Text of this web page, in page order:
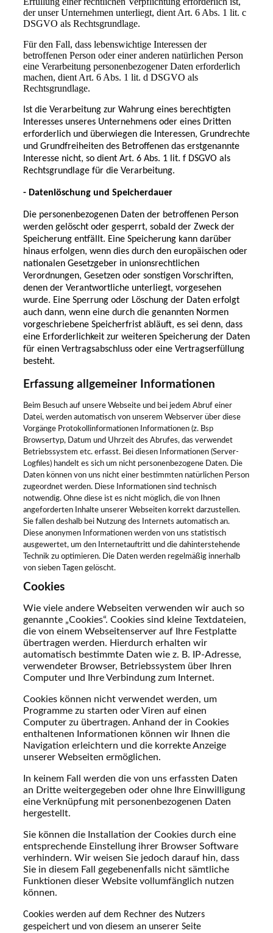
der unser Unternehmen unterliegt, dient Art. 6 Abs. 1 lit. c
DSGVO als Rechtsgrundlage.
Für den Fall, dass lebenswichtige Interessen der
betroffenen Person oder einer anderen natürlichen Person
eine Verarbeitung personenbezogener Daten erforderlich
machen, dient Art. 6 Abs. 1 lit. d DSGVO als
Rechtsgrundlage.
Ist die Verarbeitung zur Wahrung eines berechtigten
Interesses unseres Unternehmens oder eines Dritten
erforderlich und überwiegen die Interessen, Grundrechte
und Grundfreiheiten des Betroffenen das erstgenannte
Interesse nicht, so dient Art. 6 Abs. 1 lit. f DSGVO als
Rechtsgrundlage für die Verarbeitung.
- Datenlöschung und Speicherdauer
Die personenbezogenen Daten der betroffenen Person
werden gelöscht oder gesperrt, sobald der Zweck der
Speicherung entfällt. Eine Speicherung kann darüber
hinaus erfolgen, wenn dies durch den europäischen oder
nationalen Gesetzgeber in unionsrechtlichen
Verordnungen, Gesetzen oder sonstigen Vorschriften,
denen der Verantwortliche unterliegt, vorgesehen
wurde. Eine Sperrung oder Löschung der Daten erfolgt
auch dann, wenn eine durch die genannten Normen
vorgeschriebene Speicherfrist abläuft, es sei denn, dass
eine Erforderlichkeit zur weiteren Speicherung der Daten
für einen Vertragsabschluss oder eine Vertragserfüllung
besteht.
Erfassung allgemeiner Informationen
Beim Besuch auf unsere Webseite und bei jedem Abruf einer
Datei, werden automatisch von unserem Webserver über diese
Vorgänge Protokollinformationen Informationen (z. Bsp
Browsertyp, Datum und Uhrzeit des Abrufes, das verwendet
Betriebssystem etc. erfasst. Bei diesen Informationen (Server-
Logfiles) handelt es sich um nicht personenbezogene Daten. Die
Daten können von uns nicht einer bestimmten natürlichen Person
zugeordnet werden. Diese Informationen sind technisch
notwendig. Ohne diese ist es nicht möglich, die von Ihnen
angeforderten Inhalte unserer Webseiten korrekt darzustellen.
Sie fallen deshalb bei Nutzung des Internets automatisch an.
Diese anonymen Informationen werden von uns statistisch
ausgewertet, um den Internetauftritt und die dahinterstehende
Technik zu optimieren. Die Daten werden regelmäßig innerhalb
von sieben Tagen gelöscht.
Cookies
Wie viele andere Webseiten verwenden wir auch so
genannte „Cookies“. Cookies sind kleine Textdateien,
die von einem Webseitenserver auf Ihre Festplatte
übertragen werden. Hierdurch erhalten wir
automatisch bestimmte Daten wie z. B. IP-Adresse,
verwendeter Browser, Betriebssystem über Ihren
Computer und Ihre Verbindung zum Internet.
Cookies können nicht verwendet werden, um
Programme zu starten oder Viren auf einen
Computer zu übertragen. Anhand der in Cookies
enthaltenen Informationen können wir Ihnen die
Navigation erleichtern und die korrekte Anzeige
unserer Webseiten ermöglichen.
In keinem Fall werden die von uns erfassten Daten
an Dritte weitergegeben oder ohne Ihre Einwilligung
eine Verknüpfung mit personenbezogenen Daten
hergestellt.
Sie können die Installation der Cookies durch eine
entsprechende Einstellung ihrer Browser Software
verhindern. Wir weisen Sie jedoch darauf hin, dass
Sie in diesem Fall gegebenenfalls nicht sämtliche
Funktionen dieser Website vollumfänglich nutzen
können.
Cookies werden auf dem Rechner des Nutzers
gespeichert und von diesem an unserer Seite